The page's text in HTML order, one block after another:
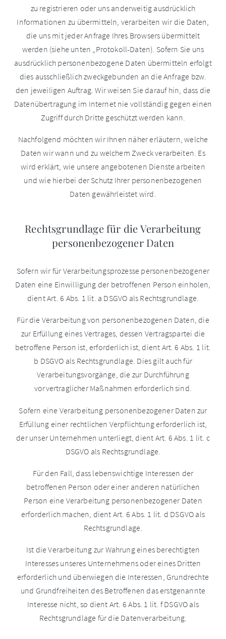
zu registrieren oder uns anderweitig ausdrücklich
Informationen zu übermitteln, verarbeiten wir die Daten,
die uns mit jeder Anfrage Ihres Browsers übermittelt
werden (siehe unten „Protokoll-Daten). Sofern Sie uns
ausdrücklich personenbezogene Daten übermitteln erfolgt
dies ausschließlich zweckgebunden an die Anfrage bzw.
den jeweiligen Auftrag. Wir weisen Sie darauf hin, dass die
Datenübertragung im Internet nie vollständig gegen einen
Zugriff durch Dritte geschützt werden kann.
Nachfolgend möchten wir Ihnen näher erläutern, welche
Daten wir wann und zu welchem Zweck verarbeiten. Es
wird erklärt, wie unsere angebotenen Dienste arbeiten
und wie hierbei der Schutz Ihrer personenbezogenen
Daten gewährleistet wird.
Rechtsgrundlage für die Verarbeitung
personenbezogener Daten
Sofern wir für Verarbeitungsprozesse personenbezogener
Daten eine Einwilligung der betroffenen Person einholen,
dient Art. 6 Abs. 1 lit. a DSGVO als Rechtsgrundlage.
Für die Verarbeitung von personenbezogenen Daten, die
zur Erfüllung eines Vertrages, dessen Vertragspartei die
betroffene Person ist, erforderlich ist, dient Art. 6 Abs. 1 lit.
b DSGVO als Rechtsgrundlage. Dies gilt auch für
Verarbeitungsvorgänge, die zur Durchführung
vorvertraglicher Maßnahmen erforderlich sind.
Sofern eine Verarbeitung personenbezogener Daten zur
Erfüllung einer rechtlichen Verpflichtung erforderlich ist,
der unser Unternehmen unterliegt, dient Art. 6 Abs. 1 lit. c
DSGVO als Rechtsgrundlage.
Für den Fall, dass lebenswichtige Interessen der
betroffenen Person oder einer anderen natürlichen
Person eine Verarbeitung personenbezogener Daten
erforderlich machen, dient Art. 6 Abs. 1 lit. d DSGVO als
Rechtsgrundlage.
Ist die Verarbeitung zur Wahrung eines berechtigten
Interesses unseres Unternehmens oder eines Dritten
erforderlich und überwiegen die Interessen, Grundrechte
und Grundfreiheiten des Betroffenen das erstgenannte
Interesse nicht, so dient Art. 6 Abs. 1 lit. f DSGVO als
Rechtsgrundlage für die Datenverarbeitung.